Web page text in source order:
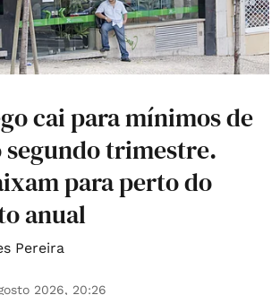
cai para mínimos de
segundo trimestre.
para perto do
anual
Pereira
2026, 20:26